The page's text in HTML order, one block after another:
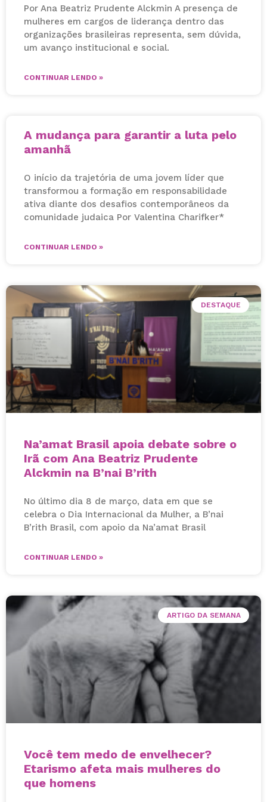
Por Ana Beatriz Prudente Alckmin A presença de
mulheres em cargos de liderança dentro das
organizações brasileiras representa, sem dúvida,
um avanço institucional e social.
CONTINUAR LENDO »
A mudança para garantir a luta pelo
amanhã
O início da trajetória de uma jovem líder que
transformou a formação em responsabilidade
ativa diante dos desafios contemporâneos da
comunidade judaica Por Valentina Charifker*
CONTINUAR LENDO »
DESTAQUE
Na’amat Brasil apoia debate sobre o
Irã com Ana Beatriz Prudente
Alckmin na B’nai B’rith
No último dia 8 de março, data em que se
celebra o Dia Internacional da Mulher, a B’nai
B’rith Brasil, com apoio da Na’amat Brasil
CONTINUAR LENDO »
ARTIGO DA SEMANA
Você tem medo de envelhecer?
Etarismo afeta mais mulheres do
que homens